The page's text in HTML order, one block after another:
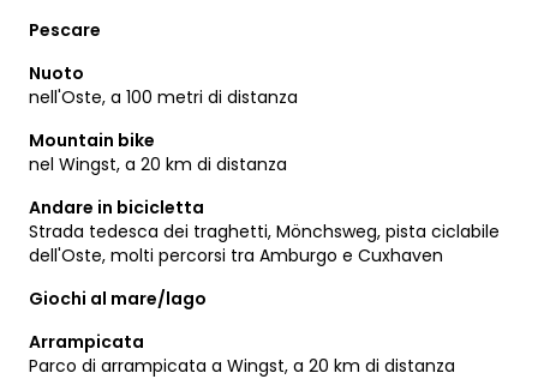
Pescare
Nuoto
nell'Oste, a 100 metri di distanza
Mountain bike
nel Wingst, a 20 km di distanza
Andare in bicicletta
Strada tedesca dei traghetti, Mönchsweg, pista ciclabile
dell'Oste, molti percorsi tra Amburgo e Cuxhaven
Giochi al mare/lago
Arrampicata
Parco di arrampicata a Wingst, a 20 km di distanza